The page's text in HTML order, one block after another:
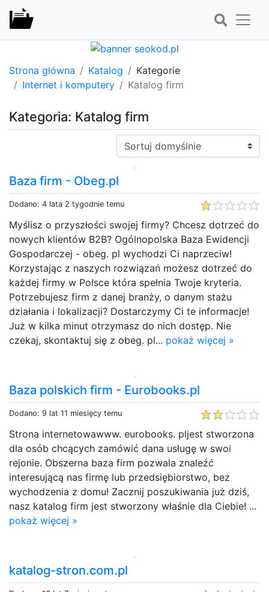
Strona główna Katalog
Kategorie
Internet i komputery
Katalog firm
Kategoria: Katalog firm
Sortuj:
Baza firm - Obeg.pl
Dodano: 4 lata 2 tygodnie temu
Myślisz o przyszłości swojej firmy? Chcesz dotrzeć do
nowych klientów B2B? Ogólnopolska Baza Ewidencji
Gospodarczej - obeg. pl wychodzi Ci naprzeciw!
Korzystając z naszych rozwiązań możesz dotrzeć do
każdej firmy w Polsce która spełnia Twoje kryteria.
Potrzebujesz firm z danej branży, o danym stażu
działania i lokalizacji? Dostarczymy Ci te informacje!
Już w kilka minut otrzymasz do nich dostęp. Nie
czekaj, skontaktuj się z obeg. pl... pokaż więcej »
Baza polskich firm - Eurobooks.pl
Dodano: 9 lat 11 miesięcy temu
Strona internetowawww. eurobooks. pljest stworzona
dla osób chcących zamówić dana usługę w swoi
rejonie. Obszerna baza firm pozwala znaleźć
interesującą nas firmę lub przedsiębiorstwo, bez
wychodzenia z domu! Zacznij poszukiwania już dziś,
nasz katalog firm jest stworzony właśnie dla Ciebie! ...
pokaż więcej »
katalog-stron.com.pl